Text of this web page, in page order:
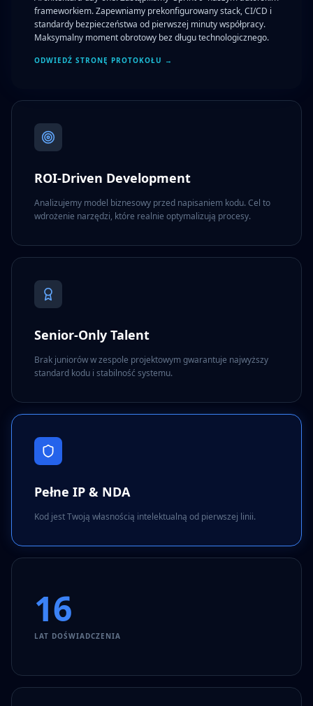
frameworkiem. Zapewniamy prekonfigurowany stack, CI/CD i
standardy bezpieczeństwa od pierwszej minuty współpracy.
Maksymalny moment obrotowy bez długu technologicznego.
ODWIEDŹ STRONĘ PROTOKOŁU →
ROI-Driven Development
Analizujemy model biznesowy przed napisaniem kodu. Cel to
wdrożenie narzędzi, które realnie optymalizują procesy.
Senior-Only Talent
Brak juniorów w zespole projektowym gwarantuje najwyższy
standard kodu i stabilność systemu.
Pełne IP & NDA
Kod jest Twoją własnością intelektualną od pierwszej linii.
16
LAT DOŚWIADCZENIA